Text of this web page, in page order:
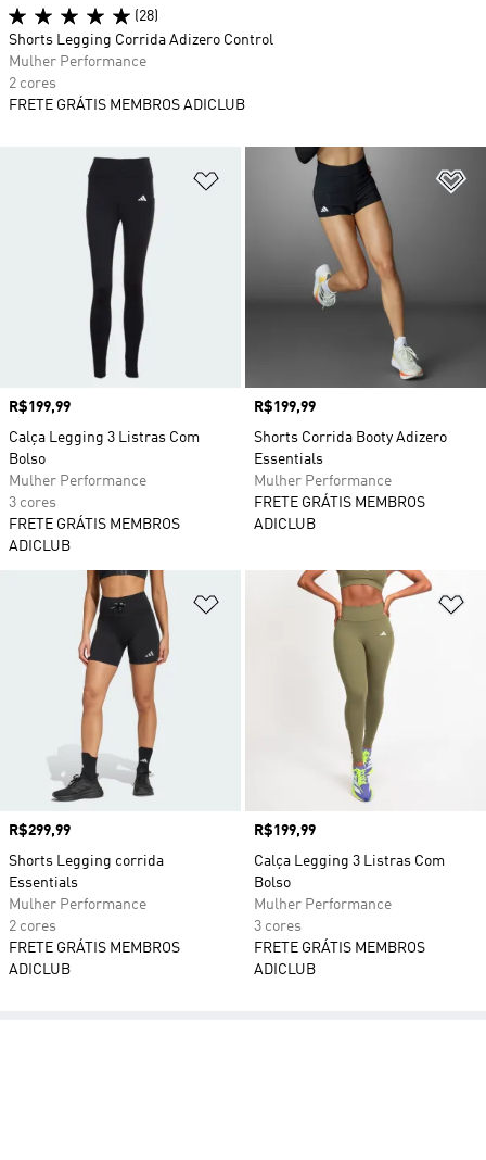
Adicionar à Lista de Desejos
Preço
R$199,99
Calça Legging 3 Listras Com
Bolso
Mulher Performance
3 cores
FRETE GRÁTIS MEMBROS
ADICLUB
Preço
R$199,99
Shorts Corrida Booty Adizero
Essentials
Mulher Performance
FRETE GRÁTIS MEMBROS
ADICLUB
Adicionar à Lista de Desejos
Preço
R$299,99
Shorts Legging corrida
Essentials
Mulher Performance
2 cores
FRETE GRÁTIS MEMBROS
ADICLUB
Preço
R$199,99
Calça Legging 3 Listras Com
Bolso
Mulher Performance
3 cores
FRETE GRÁTIS MEMBROS
ADICLUB
(28)
Shorts Legging Corrida Adizero Control
Mulher Performance
2 cores
FRETE GRÁTIS MEMBROS ADICLUB